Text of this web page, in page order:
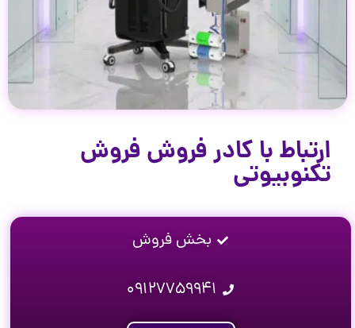
ارتباط با کادر فروش فروش
تکنوبیوتی
بخش فروش
۰۹۱۲۷۷۵۹۹۴۱